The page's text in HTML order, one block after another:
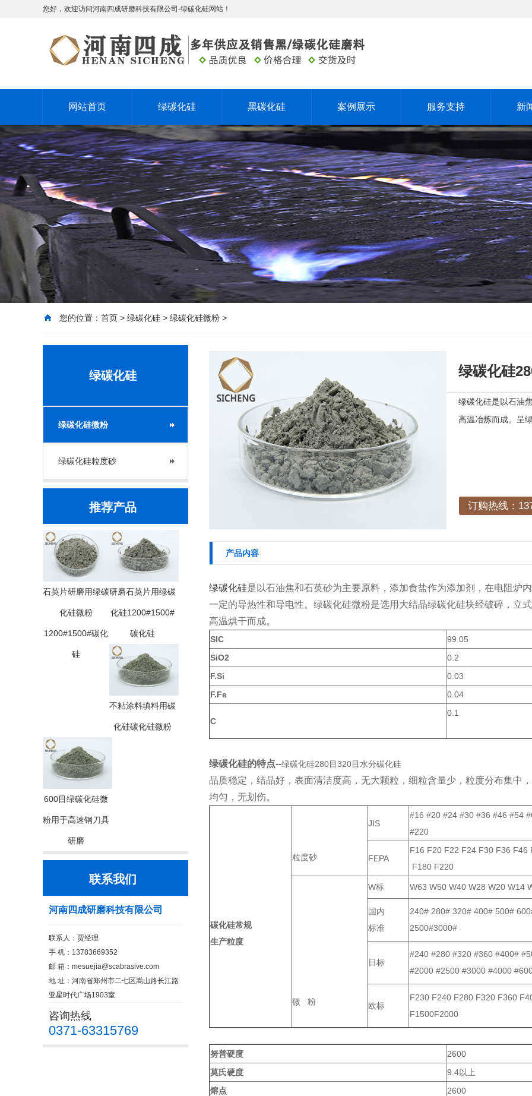
您好，欢迎访问河南四成研磨科技有限公司-绿碳化硅网站！
网站首页 绿碳化硅 黑碳化硅 案例展示 服务支持 新
您的位置： 首页 > 绿碳化硅 > 绿碳化硅微粉 >
绿碳化硅
绿碳化硅微粉
绿碳化硅粒度砂
推荐产品
石英片研磨用绿碳
化硅微粉
1200#1500#碳化
硅
研磨石英片用绿碳
化硅1200#1500#
碳化硅
不粘涂料填料用碳
化硅碳化硅微粉
600目绿碳化硅微
粉用于高速钢刀具
研磨
联系我们
河南四成研磨科技有限公司
联系人：贾经理
手 机：13783669352
邮 箱： mesuejia@scabrasive.com
地 址：河南省郑州市二七区嵩山路长江路
亚星时代广场1903室
咨询热线
0371-63315769
绿碳化硅
绿碳化硅是以石油
高温冶炼而成。呈
订购热线：
产品内容
绿碳化硅是以石油焦和石英砂为主要原料，添加食盐作为添加剂，在电阻炉
一定的导热性和导电性。绿碳化硅微粉是选用大结晶绿碳化硅块经破碎，立
高温烘干而成。
SIC
99.05
SiO2
0.2
F.Si
0.03
F.Fe
0.04
C
0.1
绿碳化硅的特点--绿碳化硅280目320目水分碳化硅
品质稳定，结晶好，表面清洁度高，无大颗粒，细粒含量少，粒度分布集中
均匀，无划伤。
碳化硅常规
生产粒度
粒度砂
JIS
#16 #20 #24 #30 #36 #46 #54
#220
FEPA
F16 F20 F22 F24 F30 F36
F180 F220
微 粉
W标 W63 W50 W40 W28 W20 W14
国内
标准
240# 280# 320# 400# 500#
2500#3000#
日标
#240 #280 #320 #360 #400#
#2000 #2500 #3000 #4000
欧标
F230 F240 F280 F320 F360
F1500F2000
努普硬度
2600
莫氏硬度
9.4以上
熔点
2600